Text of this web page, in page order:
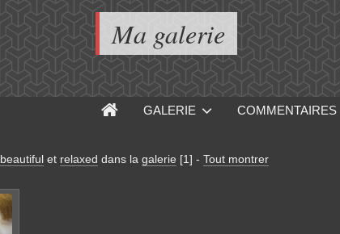
Ma galerie
GALERIE COMMENTAIRES
beautifulet relaxed dans la galerie [1] - Tout montrer